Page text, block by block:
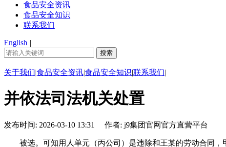
食品安全资讯
食品安全知识
联系我们
English |
关于我们|食品安全资讯|食品安全知识|联系我们|
并依法司法机关处置
发布时间: 2026-03-10 13:31 作者: j9集团官网官方直营平台
被选。可知用人单元（丙公司）是违除和王某的劳动合同，